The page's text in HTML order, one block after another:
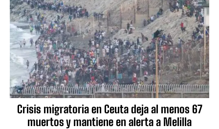
Crisis migratoria en Ceuta deja al menos 67
muertos y mantiene en alerta a Melilla